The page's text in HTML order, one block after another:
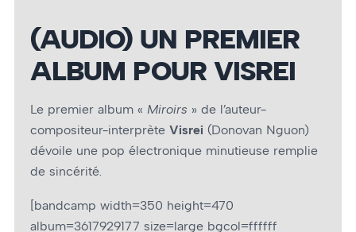
(AUDIO) UN PREMIER
ALBUM POUR VISREI
Le premier album « Miroirs » de l’auteur-
compositeur-interprète Visrei (Donovan Nguon)
dévoile une pop électronique minutieuse remplie
de sincérité.
[bandcamp width=350 height=470
album=3617929177 size=large bgcol=ffffff